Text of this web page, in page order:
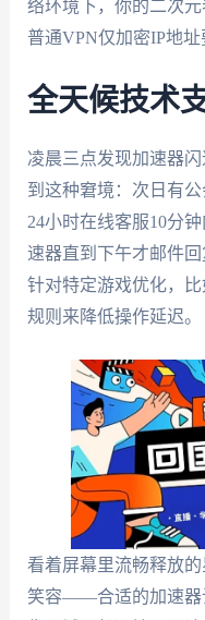
络环境下，你的二次
普通VPN仅加密IP地址
全天候技术
凌晨三点发现加速器
到这种窘境：次日有
24小时在线客服10分
速器直到下午才邮件
针对特定游戏优化，
规则来降低操作延迟。
看着屏幕里流畅释放
笑容——合适的加速器